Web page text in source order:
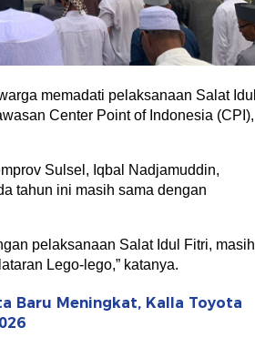
memadati pelaksanaan Salat Idul
Center Point of Indonesia (CPI),
Sulsel, Iqbal Nadjamuddin,
tahun ini masih sama dengan
pelaksanaan Salat Idul Fitri, masih
Lego-lego,” katanya.
Baru Meningkat, Kalla Toyota